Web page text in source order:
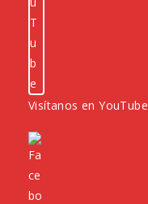
Visítanos en YouTube